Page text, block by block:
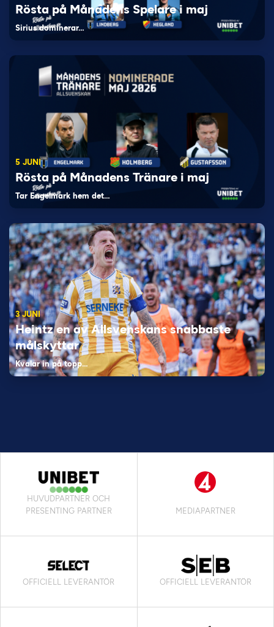
Rösta på Månadens Spelare i maj
Sirius dominerar…
5 JUNI
Rösta på Månadens Tränare i maj
Tar Engelmark hem det…
3 JUNI
Heintz en av Allsvenskans snabbaste
målskyttar
Kvalar in på topp…
HUVUDPARTNER OCH
PRESENTING PARTNER
MEDIAPARTNER
OFFICIELL LEVERANTÖR OFFICIELL LEVERANTÖR